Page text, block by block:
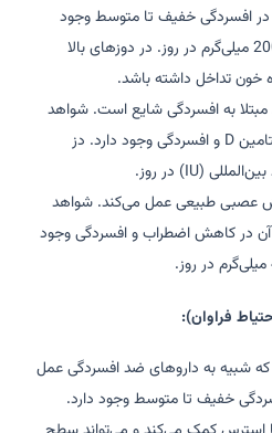
افسردگی خفیف تا متوسط وجود
دارد. دز مناسب: 1000 تا 2000 میلی‌گرم در روز. در دوزهای بالا
خون تداخل داشته باشد.
مبتلا به افسردگی شایع است. شواهد
قوی برای ارتباط بین کمبود ویتامین D و افسردگی وجود دارد. دز
عصبی طبیعی عمل می‌کند. شواهد
آن در کاهش اضطراب و افسردگی وجود
فراوان):
که شبیه به داروهای ضد افسردگی عمل
خفیف تا متوسط وجود دارد.